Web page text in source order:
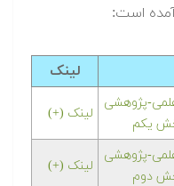
است:
لینک
علمی-پژوهشی
یکم
لینک (+)
علمی-پژوهشی
دوم
لینک (+)